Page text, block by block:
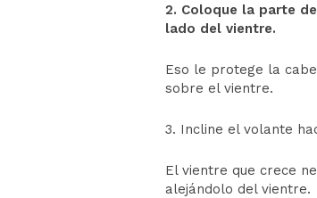
2. Coloque la parte
lado del vientre.
Eso le protege la
sobre el vientre.
3. Incline el volante
El vientre que crece
alejándolo del vientre.